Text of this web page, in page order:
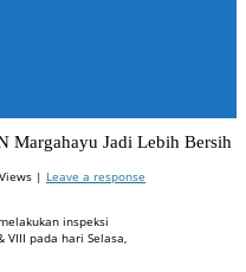
Margahayu Jadi Lebih Bersih
| Leave a response
inspeksi
VIII pada hari Selasa,